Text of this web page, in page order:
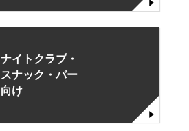
ナイトクラブ・
スナック・バー
向け